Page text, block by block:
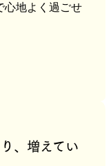
心地よく過ごせ
、増えてい